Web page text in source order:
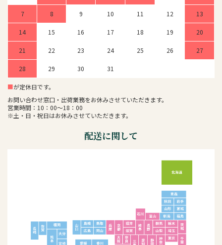
7 8 9 10 11 12 13
14 15 16 17 18 19 20
21 22 23 24 25 26 27
28 29 30 31
■が定休日です。
お問い合わせ窓口・出荷業務をお休みさせていただきます。
営業時間：10：00～18：00
※土・日・祝日はお休みさせていただきます。
配送に関して